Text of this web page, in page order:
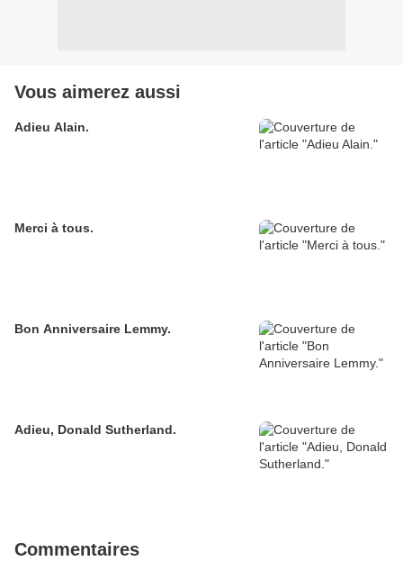
Vous aimerez aussi
Adieu Alain.
Merci à tous.
Bon Anniversaire Lemmy.
Adieu, Donald Sutherland.
Commentaires